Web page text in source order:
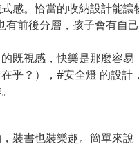
感。恰當的收納設計能
前後分層，孩子會有自
既視感，快樂是那麼容
乎？），#安全燈 的設
書也裝樂趣。簡單來說